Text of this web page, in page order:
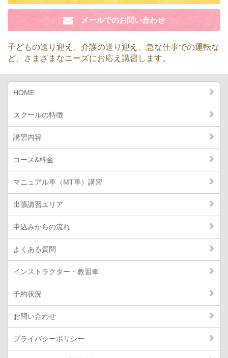
メールでのお問い合わせ
子どもの送り迎え、介護の送り迎え、急な仕事での運転な
ど、
さまざまなニーズにお応え講習します。
HOME
スクールの特徴
講習内容
コース&料金
マニュアル車（MT車）講習
出張講習エリア
申込みからの流れ
よくある質問
インストラクター・教習車
予約状況
お問い合わせ
プライバシーポリシー